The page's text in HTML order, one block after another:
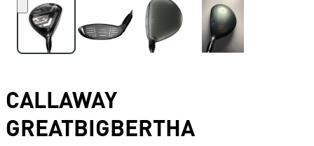
CALLAWAY
GREATBIGBERTHA